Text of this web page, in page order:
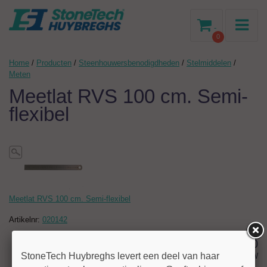
0
-
Home / Producten / Steenhouwersbenodigdheden / Stelmiddelen /
Meten
Meetlat RVS 100 cm. Semi-
flexibel
Meetlat RVS 100 cm. Semi-flexibel
Artikelnr: 020142
15,00
excl BTW
StoneTech Huybreghs levert een deel van haar